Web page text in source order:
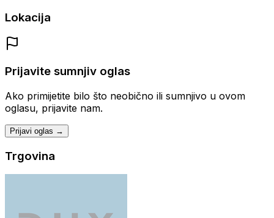
Lokacija
Prijavite sumnjiv oglas
Ako primijetite bilo što neobično ili sumnjivo u ovom
oglasu, prijavite nam.
Prijavi oglas →
Trgovina